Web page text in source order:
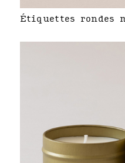
Étiquettes rondes